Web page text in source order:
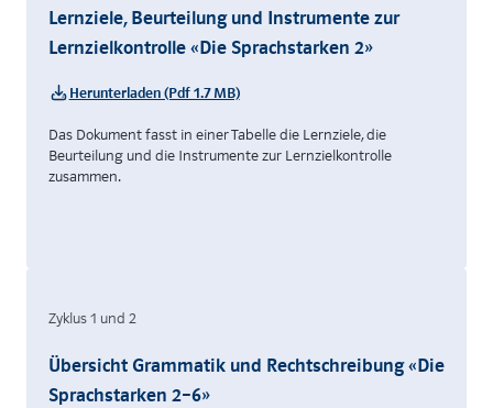
Lernziele, Beurteilung und Instrumente zur
Lernzielkontrolle «Die Sprachstarken 2»
Herunterladen (Pdf 1.7 MB)
Das Dokument fasst in einer Tabelle die Lernziele, die
Beurteilung und die Instrumente zur Lernzielkontrolle
zusammen.
Zyklus 1 und 2
Übersicht Grammatik und Rechtschreibung «Die
Sprachstarken 2–6»